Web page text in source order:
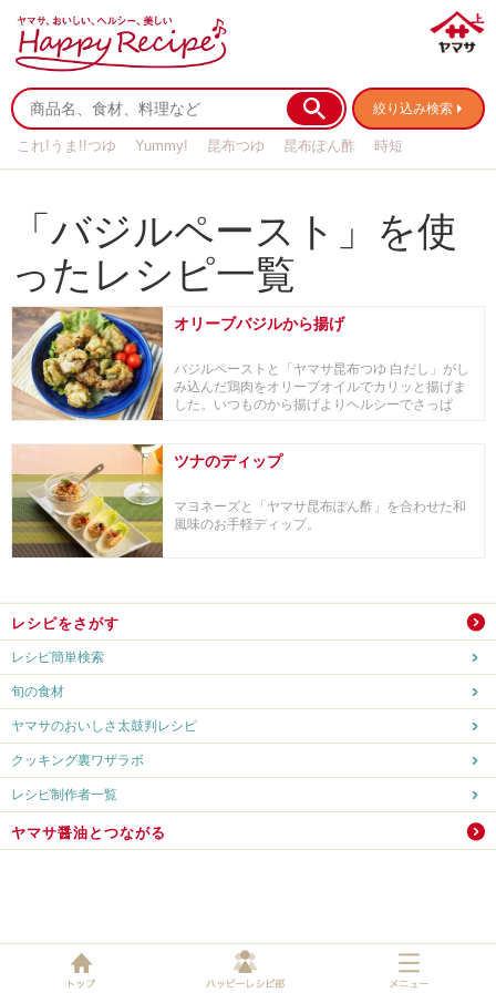
絞り込み検索
これ!うま!!つゆ Yummy! 昆布つゆ 昆布ぽん酢
時短
「バジルペースト」を使
ったレシピ一覧
オリーブバジルから揚げ
バジルペーストと「ヤマサ昆布つゆ 白だし」がし
み込んだ鶏肉をオリーブオイルでカリッと揚げま
した。いつものから揚げよりヘルシーでさっぱ
ツナのディップ
マヨネーズと「ヤマサ昆布ぽん酢」を合わせた和
風味のお手軽ディップ。
レシピをさがす
レシピ簡単検索
旬の食材
ヤマサのおいしさ太鼓判レシピ
クッキング裏ワザラボ
レシピ制作者一覧
ヤマサ醤油とつながる